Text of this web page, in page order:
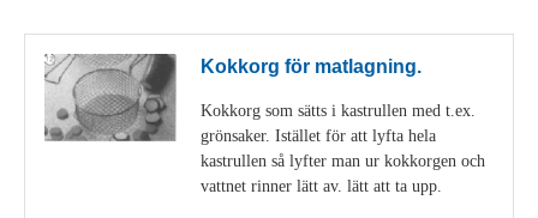
Kokkorg för matlagning.
Kokkorg som sätts i kastrullen med t.ex.
grönsaker. Istället för att lyfta hela
kastrullen så lyfter man ur kokkorgen och
vattnet rinner lätt av. lätt att ta upp.